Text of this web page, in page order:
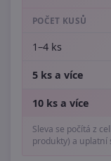
POČET KUSŮ
1–4 ks
5 ks a více
10 ks a více
Sleva se počítá z
produkty) a uplatní